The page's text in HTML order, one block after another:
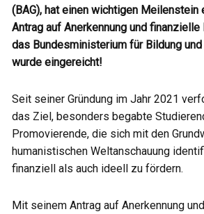
(BAG), hat einen wichtigen Meilenstein
Antrag auf Anerkennung und finanzielle
das Bundesministerium für Bildung
wurde eingereicht!
Seit seiner Gründung im Jahr 2021
das Ziel, besonders begabte
Promovierende, die sich mit den
humanistischen Weltanschauung
finanziell als auch ideell zu fördern.
Mit seinem Antrag auf Anerkennung